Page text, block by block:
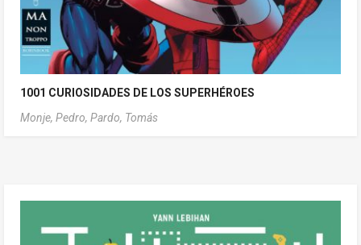
1001 CURIOSIDADES DE LOS SUPERHÉROES
Monje, Pedro, Pardo, Tomás